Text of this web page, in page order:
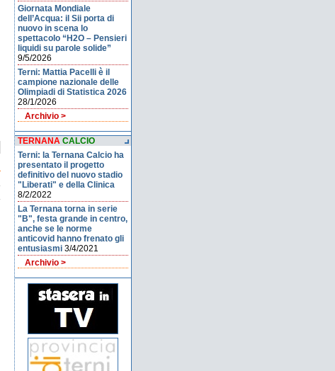
Giornata Mondiale
dell’Acqua: il Sii porta di
nuovo in scena lo
spettacolo “H2O – Pensieri
liquidi su parole solide”
9/5/2026
Terni: Mattia Pacelli è il
campione nazionale delle
Olimpiadi di Statistica 2026
28/1/2026
Archivio >
TERNANA CALCIO
Terni: la Ternana Calcio ha
presentato il progetto
definitivo del nuovo stadio
"Liberati" e della Clinica
8/2/2022
La Ternana torna in serie
"B", festa grande in centro,
anche se le norme
anticovid hanno frenato gli
entusiasmi 3/4/2021
Archivio >